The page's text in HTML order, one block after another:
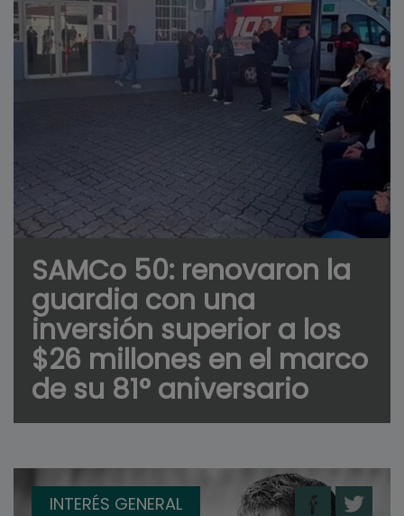
SAMCo 50: renovaron la
guardia con una
inversión superior a los
$26 millones en el marco
de su 81° aniversario
INTERÉS GENERAL